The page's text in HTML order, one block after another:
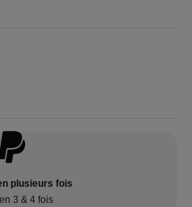
plusieurs fois
3 & 4 fois